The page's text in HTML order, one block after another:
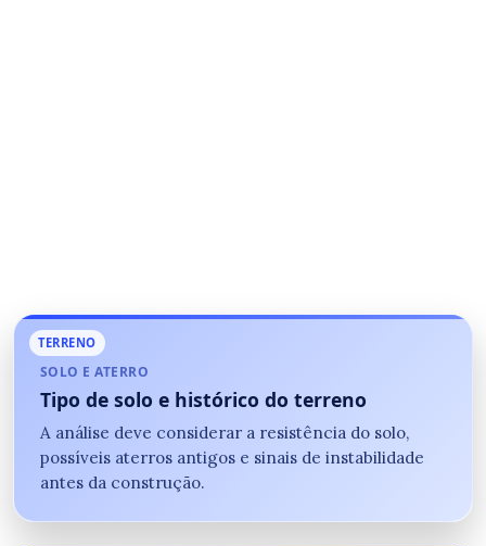
TERRENO
SOLO E ATERRO
Tipo de solo e histórico do terreno
A análise deve considerar a resistência do solo,
possíveis aterros antigos e sinais de instabilidade
antes da construção.